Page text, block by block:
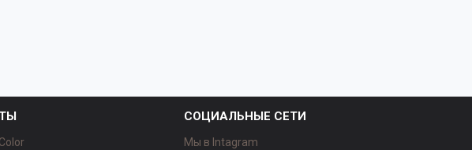
СОЦИАЛЬНЫЕ СЕТИ
Мы в Intagram